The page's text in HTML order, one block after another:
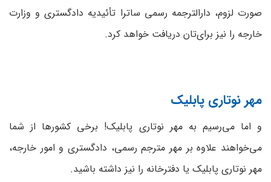
صورت لزوم، دارالترجمه رسمی ساترا تأئیدیه دادگستری و وزارت
خارجه را نیز برای‌تان دریافت خواهد کرد.
مهر نوتاری پابلیک
و اما می‌رسیم به مهر نوتاری پابلیک! برخی کشورها از شما
می‌خواهند علاوه بر مهر مترجم رسمی، دادگستری و امور خارجه،
مهر نوتاری پابلیک یا دفترخانه را نیز داشته باشید.